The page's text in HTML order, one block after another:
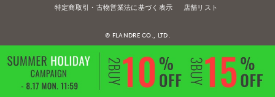
特定商取引・古物営業法に基づく表示 店舗リスト
© FLANDRE CO., LTD.